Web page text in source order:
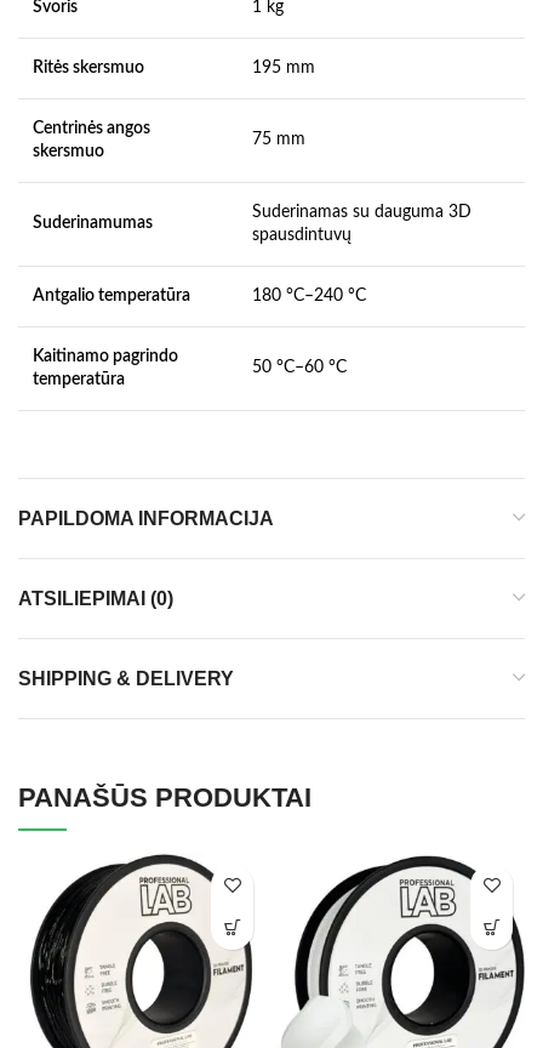
Svoris 1 kg
Ritės skersmuo 195 mm
Centrinės angos
skersmuo
75 mm
Suderinamumas
Suderinamas su dauguma 3D
spausdintuvų
Antgalio temperatūra 180 °C–240 °C
Kaitinamo pagrindo
temperatūra
50 °C–60 °C
PAPILDOMA INFORMACIJA
ATSILIEPIMAI (0)
SHIPPING & DELIVERY
PANAŠŪS PRODUKTAI